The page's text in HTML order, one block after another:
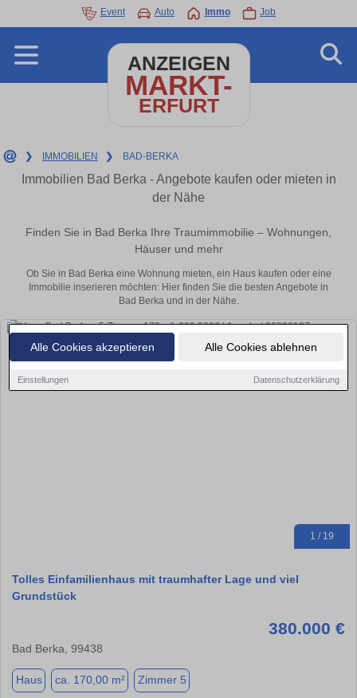
Alle Cookies akzeptieren Alle Cookies ablehnen
Einstellungen Datenschutzerklärung
Event Auto Immo Job
ANZEIGEN
MARKT-
ERFURT
❯ IMMOBILIEN ❯ BAD-BERKA
Immobilien Bad Berka - Angebote kaufen oder mieten in
der Nähe
Finden Sie in Bad Berka Ihre Traumimmobilie – Wohnungen,
Häuser und mehr
Ob Sie in Bad Berka eine Wohnung mieten, ein Haus kaufen oder eine
Immobilie inserieren möchten: Hier finden Sie die besten Angebote in
Bad Berka und in der Nähe.
1 / 19
Tolles Einfamilienhaus mit traumhafter Lage und viel
Grundstück
380.000 €
Bad Berka, 99438
Haus ca. 170,00 m² Zimmer 5